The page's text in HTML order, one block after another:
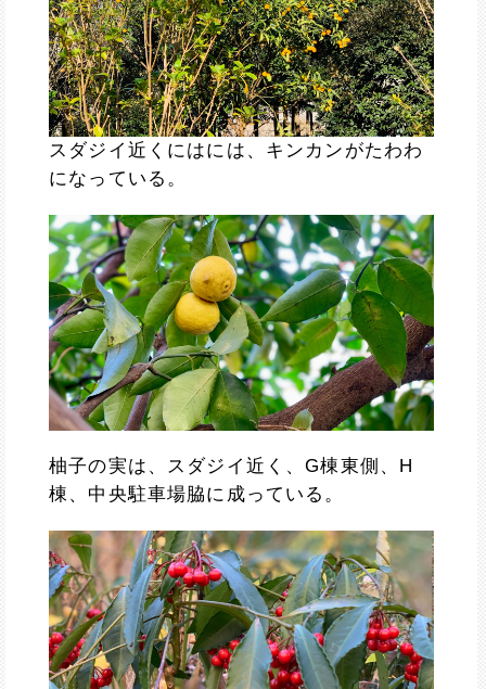
スダジイ近くにはには、キンカンがたわわ
になっている。
柚子の実は、スダジイ近く、G棟東側、H
棟、中央駐車場脇に成っている。